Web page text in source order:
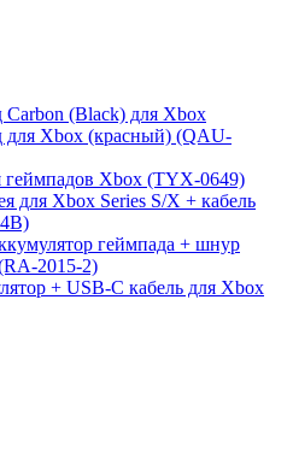
Carbon (Black) для Xbox
для Xbox (красный) (QAU-
геймпадов Xbox (TYX-0649)
для Xbox Series S/X + кабель
геймпада + шнур
2015-2)
+ USB-C кабель для Xbox